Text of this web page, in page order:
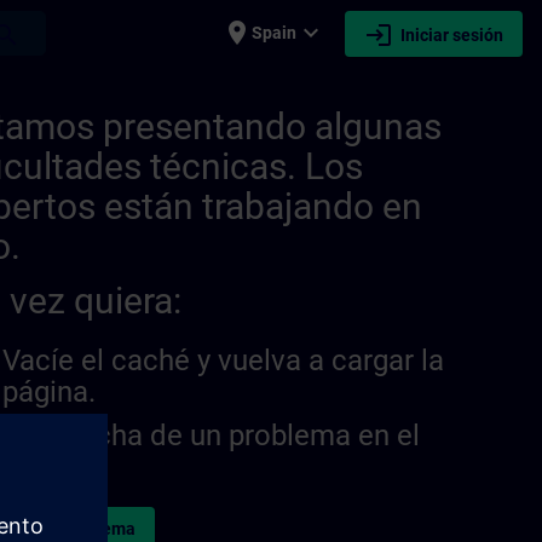
place Spain expand_more login Iniciar sesión
presentando algunas
técnicas. Los
están trabajando en
vez quiera:
Vacíe el caché y vuelva a cargar la
página.
¿Sospecha de un problema en el
el problema